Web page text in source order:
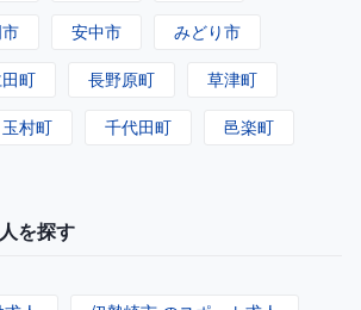
安中市 みどり市
町 長野原町 草津町
玉村町 千代田町 邑楽町
を探す